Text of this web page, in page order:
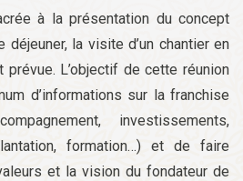
à la présentation du concept
déjeuner, la visite d’un chantier en
L’objectif de cette réunion
d’informations sur la franchise
investissements,
formation…) et de faire
et la vision du fondateur de